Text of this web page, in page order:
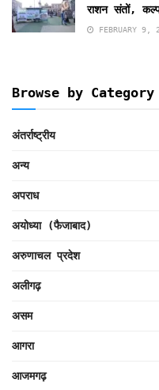
राशन संतों,
FEBRUARY 9,
Browse by Category
अंतर्राष्ट्रीय
अन्य
अपराध
अयोध्या (फैजाबाद)
अरुणाचल प्रदेश
अलीगढ़
असम
आगरा
आजमगढ़